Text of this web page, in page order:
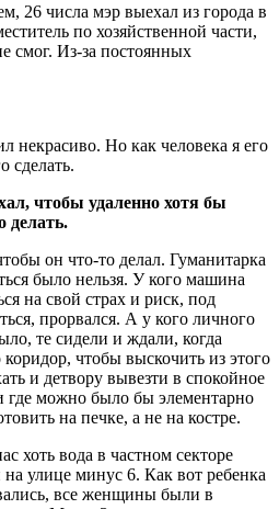
26 числа мэр выехал из города в
по хозяйственной части,
смог. Из-за постоянных
некрасиво. Но как человека я его
сделать.
чтобы удаленно хотя бы
делать.
он что-то делал. Гуманитарка
было нельзя. У кого машина
на свой страх и риск, под
прорвался. А у кого личного
те сидели и ждали, когда
коридор, чтобы выскочить из этого
и детвору вывезти в спокойное
где можно было бы элементарно
на печке, а не на костре.
хоть вода в частном секторе
улице минус 6. Как вот ребенка
все женщины были в